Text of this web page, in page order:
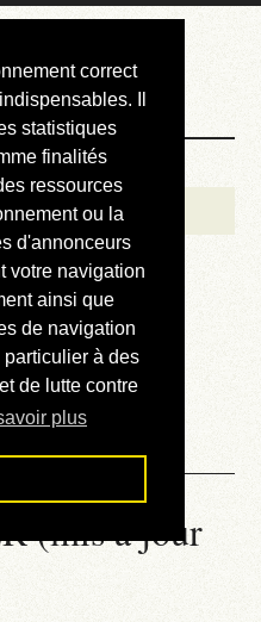
correct
Il
statistiques
finalités
ressources
ou la
d'annonceurs
votre navigation
ainsi que
de navigation
particulier à des
de lutte contre
plus
(mis à jour